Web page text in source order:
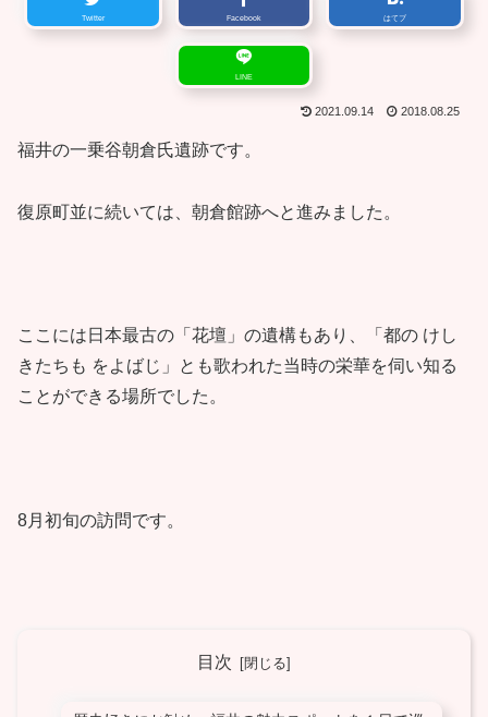
Twitter Facebook はてブ
LINE
2021.09.14 2018.08.25
福井の一乗谷朝倉氏遺跡です。
復原町並に続いては、朝倉館跡へと進みました。
ここには日本最古の「花壇」の遺構もあり、「都の けし
きたちも をよばじ」とも歌われた当時の栄華を伺い知る
ことができる場所でした。
8月初旬の訪問です。
目次